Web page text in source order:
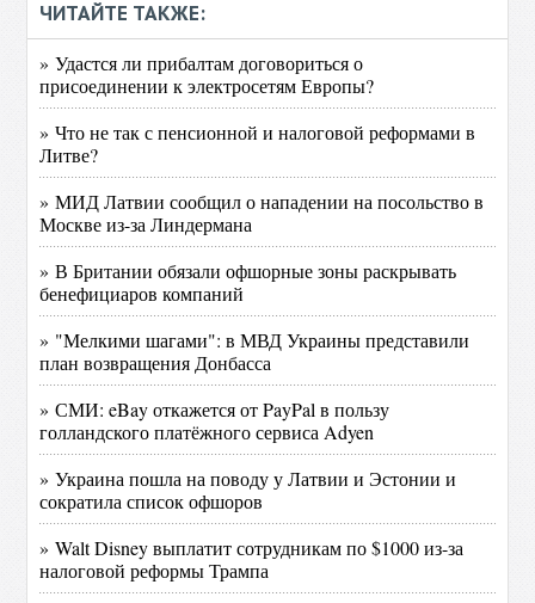
ЧИТАЙТЕ ТАКЖЕ:
» Удастся ли прибалтам договориться о
присоединении к электросетям Европы?
» Что не так с пенсионной и налоговой реформами в
Литве?
» МИД Латвии сообщил о нападении на посольство в
Москве из-за Линдермана
» В Британии обязали офшорные зоны раскрывать
бенефициаров компаний
» "Мелкими шагами": в МВД Украины представили
план возвращения Донбасса
» СМИ: eBay откажется от PayPal в пользу
голландского платёжного сервиса Adyen
» Украина пошла на поводу у Латвии и Эстонии и
сократила список офшоров
» Walt Disney выплатит сотрудникам по $1000 из-за
налоговой реформы Трампа